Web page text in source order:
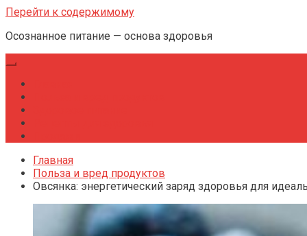
Перейти к содержимому
Осознанное питание — основа здоровья
Главная
Польза и вред продуктов
Овсянка: энергетический заряд здоровья для